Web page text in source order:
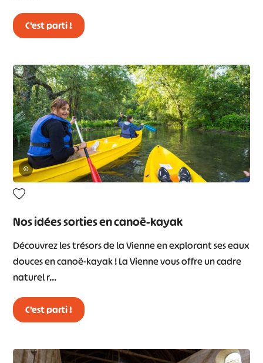
C’est parti !
©
Nos idées sorties en canoë-kayak
Découvrez les trésors de la Vienne en explorant ses eaux
douces en canoë-kayak ! La Vienne vous offre un cadre
naturel r…
C’est parti !
# # #
#